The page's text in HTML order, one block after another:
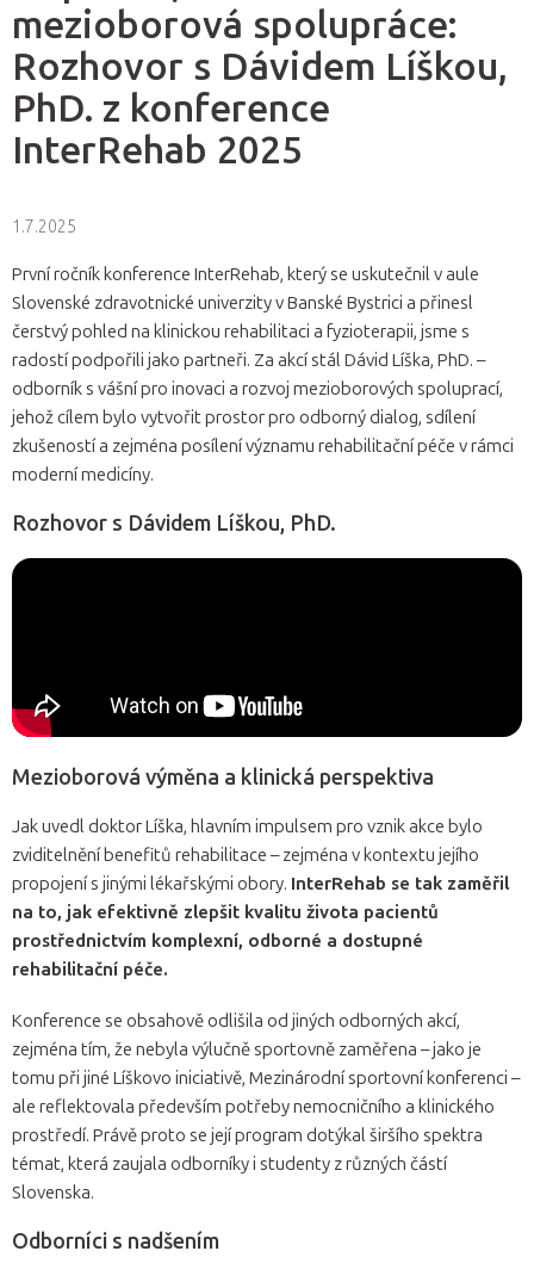
mezioborová spolupráce:
Rozhovor s Dávidem Líškou,
PhD. z konference
InterRehab 2025
1.7.2025
První ročník konference InterRehab, který se uskutečnil v aule
Slovenské zdravotnické univerzity v Banské Bystrici a přinesl
čerstvý pohled na klinickou rehabilitaci a fyzioterapii, jsme s
radostí podpořili jako partneři. Za akcí stál Dávid Líška, PhD. –
odborník s vášní pro inovaci a rozvoj mezioborových spoluprací,
jehož cílem bylo vytvořit prostor pro odborný dialog, sdílení
zkušeností a zejména posílení významu rehabilitační péče v rámci
moderní medicíny.
Rozhovor s Dávidem Líškou, PhD.
Mezioborová výměna a klinická perspektiva
Jak uvedl doktor Líška, hlavním impulsem pro vznik akce bylo
zviditelnění benefitů rehabilitace – zejména v kontextu jejího
propojení s jinými lékařskými obory. InterRehab se tak zaměřil
na to, jak efektivně zlepšit kvalitu života pacientů
prostřednictvím komplexní, odborné a dostupné
rehabilitační péče.
Konference se obsahově odlišila od jiných odborných akcí,
zejména tím, že nebyla výlučně sportovně zaměřena – jako je
tomu při jiné Líškovo iniciativě, Mezinárodní sportovní konferenci –
ale reflektovala především potřeby nemocničního a klinického
prostředí. Právě proto se její program dotýkal širšího spektra
témat, která zaujala odborníky i studenty z různých částí
Slovenska.
Odborníci s nadšením